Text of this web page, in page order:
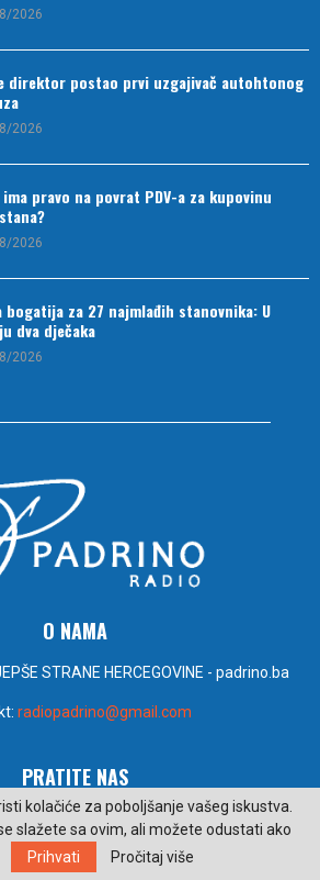
2026
direktor postao prvi uzgajivač autohtonog
2026
ima pravo na povrat PDV-a za kupovinu
2026
bogatija za 27 najmlađih stanovnika: U
dva dječaka
2026
O NAMA
STRANE HERCEGOVINE - padrino.ba
radiopadrino@gmail.com
PRATITE NAS
kolačiće za poboljšanje vašeg iskustva.
slažete sa ovim, ali možete odustati ako
Prihvati Pročitaj više